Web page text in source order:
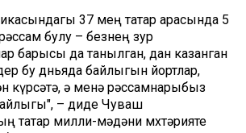
37 мең татар арасында 5
булу – безнең зур
барысы да танылган, дан казанган
бу дөньяда байлыгын йортлар,
күрсәтә, ә менә рәссамнарыбыз
– диде Чуваш
татар милли-мәдәни мөхтәрияте